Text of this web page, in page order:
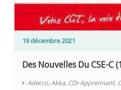
19 décembre 2021
Des Nouvelles Du CSE-C
Adecco,Akka, CDI-Apprennant,